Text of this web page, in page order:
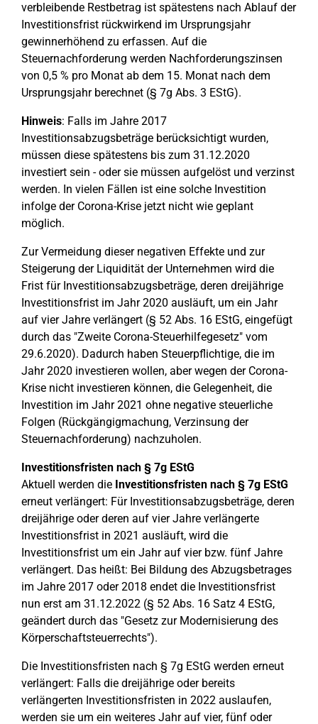
verbleibende Restbetrag ist spätestens nach Ablauf der
Investitionsfrist rückwirkend im Ursprungsjahr
gewinnerhöhend zu erfassen. Auf die
Steuernachforderung werden Nachforderungszinsen
von 0,5 % pro Monat ab dem 15. Monat nach dem
Ursprungsjahr berechnet (§ 7g Abs. 3 EStG).
Hinweis: Falls im Jahre 2017
Investitionsabzugsbeträge berücksichtigt wurden,
müssen diese spätestens bis zum 31.12.2020
investiert sein - oder sie müssen aufgelöst und verzinst
werden. In vielen Fällen ist eine solche Investition
infolge der Corona-Krise jetzt nicht wie geplant
möglich.
Zur Vermeidung dieser negativen Effekte und zur
Steigerung der Liquidität der Unternehmen wird die
Frist für Investitionsabzugsbeträge, deren dreijährige
Investitionsfrist im Jahr 2020 ausläuft, um ein Jahr
auf vier Jahre verlängert (§ 52 Abs. 16 EStG, eingefügt
durch das "Zweite Corona-Steuerhilfegesetz" vom
29.6.2020). Dadurch haben Steuerpflichtige, die im
Jahr 2020 investieren wollen, aber wegen der Corona-
Krise nicht investieren können, die Gelegenheit, die
Investition im Jahr 2021 ohne negative steuerliche
Folgen (Rückgängigmachung, Verzinsung der
Steuernachforderung) nachzuholen.
Investitionsfristen nach § 7g EStG
Aktuell werden die Investitionsfristen nach § 7g EStG
erneut verlängert: Für Investitionsabzugsbeträge, deren
dreijährige oder deren auf vier Jahre verlängerte
Investitionsfrist in 2021 ausläuft, wird die
Investitionsfrist um ein Jahr auf vier bzw. fünf Jahre
verlängert. Das heißt: Bei Bildung des Abzugsbetrages
im Jahre 2017 oder 2018 endet die Investitionsfrist
nun erst am 31.12.2022 (§ 52 Abs. 16 Satz 4 EStG,
geändert durch das "Gesetz zur Modernisierung des
Körperschaftsteuerrechts").
Die Investitionsfristen nach § 7g EStG werden erneut
verlängert: Falls die dreijährige oder bereits
verlängerten Investitionsfristen in 2022 auslaufen,
werden sie um ein weiteres Jahr auf vier, fünf oder